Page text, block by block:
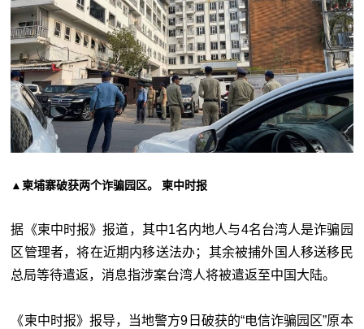
▲柬埔寨破获两个诈骗园区。 柬中时报
据《柬中时报》报道，其中1名内地人与4名台湾人是诈骗园
区管理者，将在近期内移送法办；其余被捕外国人移送移民
总局等待遣返，消息指涉案台湾人将被遣返至中国大陆。
《柬中时报》报导，当地警方9日破获的“电信诈骗园区”原本